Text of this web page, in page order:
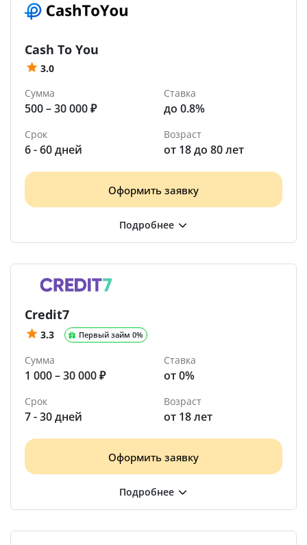
Cash To You
3.0
Сумма
500 – 30 000 ₽
Ставка
до 0.8%
Срок
6 - 60 дней
Возраст
от 18 до 80 лет
Оформить заявку
Credit7
3.3 Первый займ 0%
Сумма
1 000 – 30 000 ₽
Ставка
от 0%
Срок
7 - 30 дней
Возраст
от 18 лет
Оформить заявку